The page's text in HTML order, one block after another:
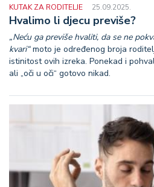
KUTAK ZA RODITELJE 25.09.2025.
Hvalimo li djecu previše?
„Neću ga previše hvaliti, da se ne
kvari“moto je određenog broja
istinitost ovih izreka. Ponekad i
ali „oči u oči“ gotovo nikad.